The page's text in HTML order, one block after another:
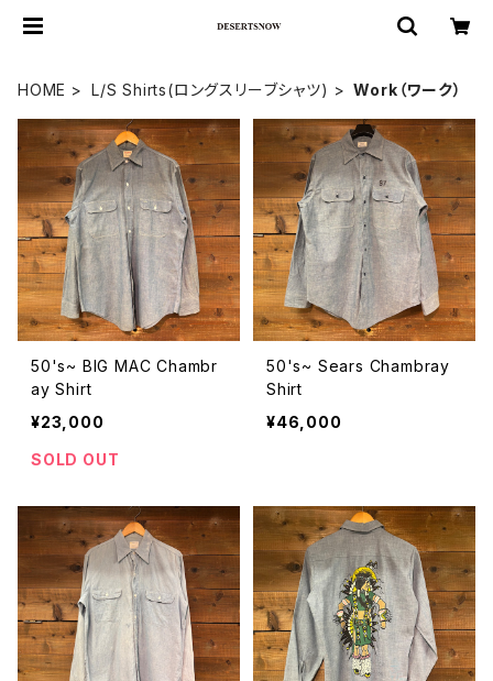
HOME L/S Shirts(ロングスリーブシャツ) Work（ワーク）
50's~ BIG MAC Chambr
ay Shirt
¥23,000
SOLD OUT
50's~ Sears Chambray
Shirt
¥46,000